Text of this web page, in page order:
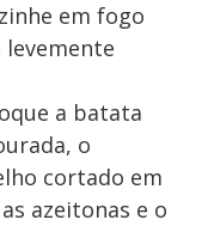
em fogo
levemente
a batata
o
cortado em
azeitonas e o